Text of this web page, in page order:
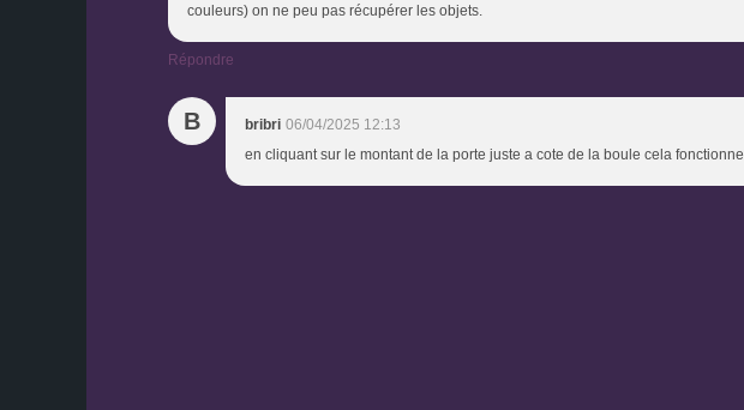
couleurs) on ne peu pas récupérer les objets.
Répondre
B bribri 06/04/2025 12:13
en cliquant sur le montant de la porte juste a cote de la boule cela fonctionne